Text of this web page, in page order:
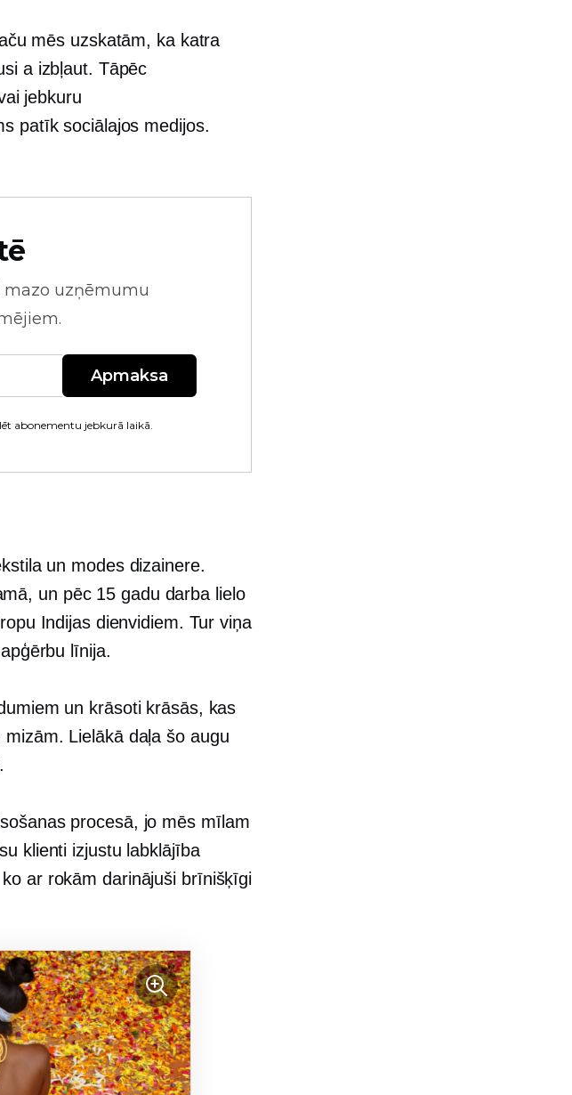
mēs uzskatām, ka katra
a izbļaut. Tāpēc
jebkuru
patīk sociālajos medijos.
mazo uzņēmumu
Apmaksa
abonementu jebkurā laikā.
un modes dizainere.
un pēc 15 gadu darba lielo
Indijas dienvidiem. Tur viņa
līnija.
un krāsoti krāsās, kas
Lielākā daļa šo augu
procesā, jo mēs mīlam
klienti izjustu labklājība
ar rokām darinājuši brīnišķīgi